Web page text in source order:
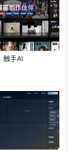
触手AI